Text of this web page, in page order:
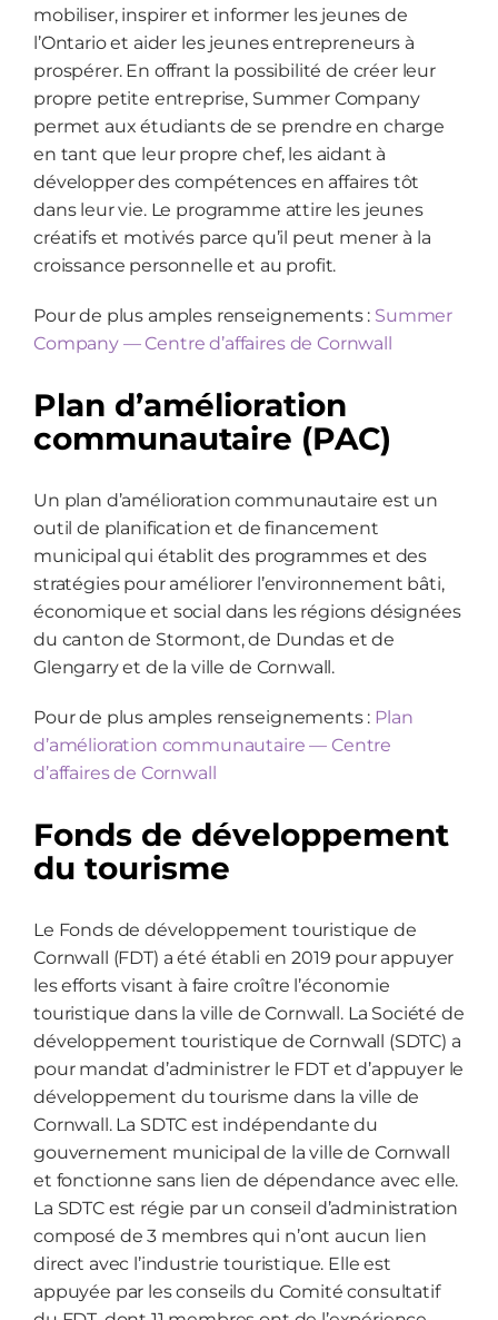
mobiliser, inspirer et informer les jeunes de
l’Ontario et aider les jeunes entrepreneurs à
prospérer. En offrant la possibilité de créer leur
propre petite entreprise, Summer Company
permet aux étudiants de se prendre en charge
en tant que leur propre chef, les aidant à
développer des compétences en affaires tôt
dans leur vie. Le programme attire les jeunes
créatifs et motivés parce qu’il peut mener à la
croissance personnelle et au profit.
Pour de plus amples renseignements : Summer
Company — Centre d’affaires de Cornwall
Plan d’amélioration
communautaire (PAC)
Un plan d’amélioration communautaire est un
outil de planification et de financement
municipal qui établit des programmes et des
stratégies pour améliorer l’environnement bâti,
économique et social dans les régions désignées
du canton de Stormont, de Dundas et de
Glengarry et de la ville de Cornwall.
Pour de plus amples renseignements : Plan
d’amélioration communautaire — Centre
d’affaires de Cornwall
Fonds de développement
du tourisme
Le Fonds de développement touristique de
Cornwall (FDT) a été établi en 2019 pour appuyer
les efforts visant à faire croître l’économie
touristique dans la ville de Cornwall. La Société de
développement touristique de Cornwall (SDTC) a
pour mandat d’administrer le FDT et d’appuyer le
développement du tourisme dans la ville de
Cornwall. La SDTC est indépendante du
gouvernement municipal de la ville de Cornwall
et fonctionne sans lien de dépendance avec elle.
La SDTC est régie par un conseil d’administration
composé de 3 membres qui n’ont aucun lien
direct avec l’industrie touristique. Elle est
appuyée par les conseils du Comité consultatif